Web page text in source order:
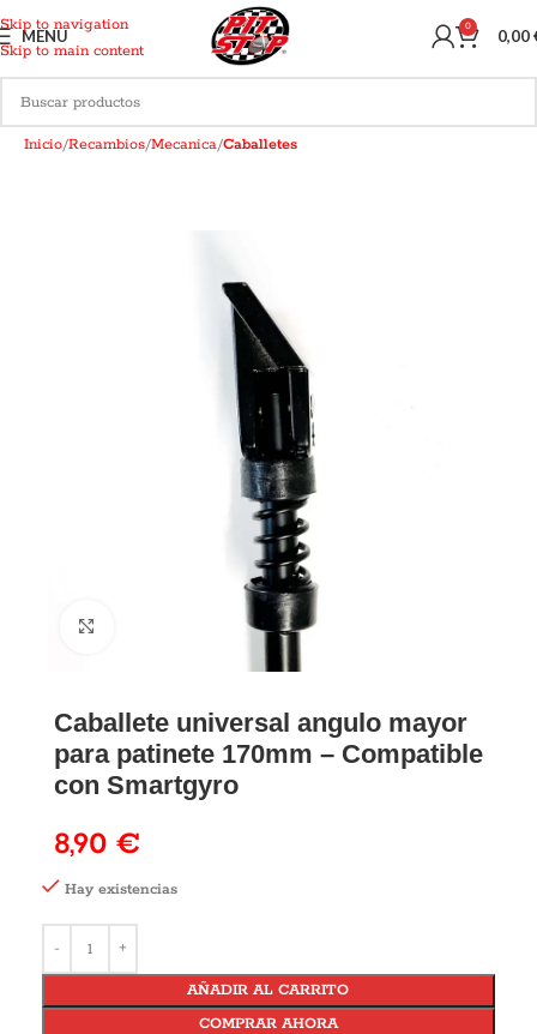
Skip to navigation
Skip to main content
MENU 0 0,00
Inicio Recambios Mecanica Caballetes
Caballete universal angulo mayor
para patinete 170mm – Compatible
con Smartgyro
8,90 €
Hay existencias
AÑADIR AL CARRITO
COMPRAR AHORA